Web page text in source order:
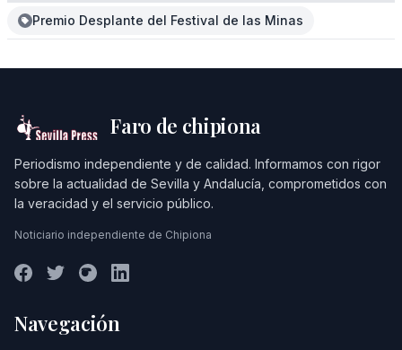
Premio Desplante del Festival de las Minas
Faro de chipiona
Periodismo independiente y de calidad. Informamos con rigor
sobre la actualidad de Sevilla y Andalucía, comprometidos con
la veracidad y el servicio público.
Noticiario independiente de Chipiona
Navegación